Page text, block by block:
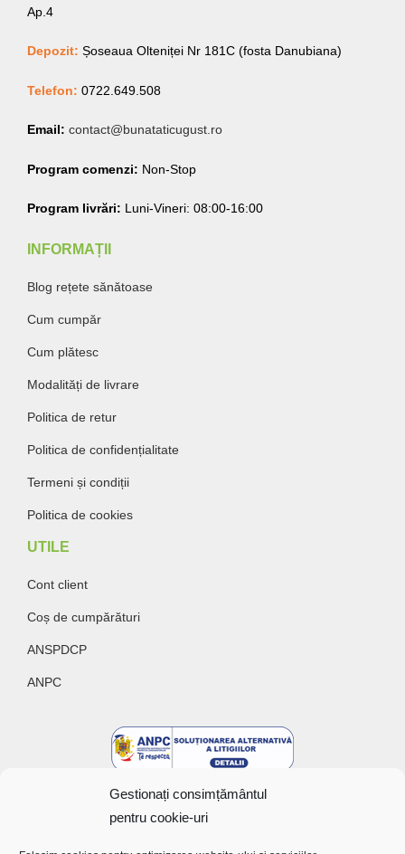
Gestionați consimțământul
pentru cookie-uri
Ap.4
Depozit: Șoseaua Olteniței Nr 181C (fosta Danubiana)
Telefon: 0722.649.508
Email: contact@bunataticugust.ro
Program comenzi: Non-Stop
Program livrări: Luni-Vineri: 08:00-16:00
INFORMAȚII
Blog rețete sănătoase
Cum cumpăr
Cum plătesc
Modalități de livrare
Politica de retur
Politica de confidențialitate
Termeni și condiții
Politica de cookies
UTILE
Cont client
Coș de cumpărături
ANSPDCP
ANPC